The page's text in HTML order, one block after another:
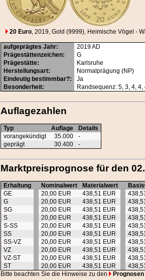
20 Euro, 2019, Gold (9999), Heimische Vögel -
aufgeprägtes Jahr: 2019AD
Prägestättenzeichen:
G
Prägestätte:
Karlsruhe
Herstellungsart:
Normalprägung (NP)
Eindeutig bestimmbar?:
Ja
Besonderheit: Randsequenz: 5, 3, 4, 4,
Auflagezahlen
Typ Auflage
Details
vorangekündigt
35.000
-
geprägt
30.400 -
Marktpreisprognose für den
Erhaltung Nominalwert Materialwert
GE
20,00 EUR 438,51 EUR
G
20,00 EUR 438,51 EUR
SG
20,00 EUR 438,51 EUR
S
20,00 EUR 438,51 EUR
S-SS
20,00 EUR 438,51 EUR
SS
20,00 EUR 438,51 EUR
SS-VZ
20,00 EUR 438,51 EUR
VZ
20,00 EUR 438,51 EUR
VZ-ST
20,00 EUR 438,51 EUR
ST
20,00 EUR 438,51 EUR
Bitte beachten Sie die Hinweise zu den
Prognosen